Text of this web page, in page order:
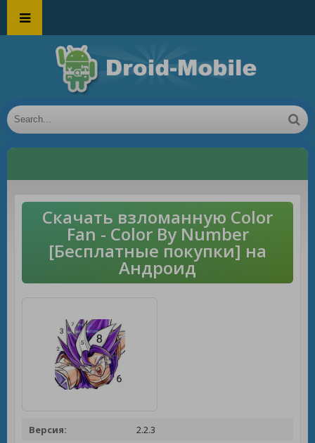
Скачать взломанную Color
Fan - Color By Number
[Бесплатные покупки] на
Андроид
Версия:
2.2.3